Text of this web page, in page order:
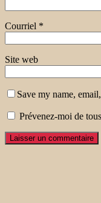
Courriel *
Site web
Save my name,
Prévenez-moi de